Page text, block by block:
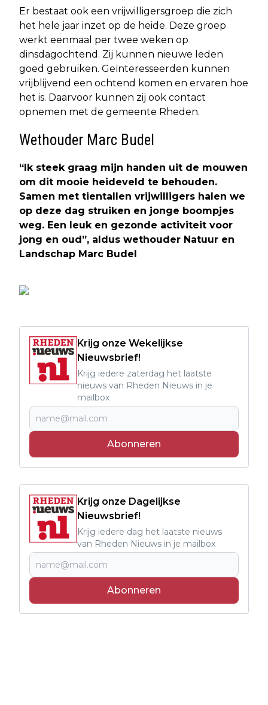
Er bestaat ook een vrijwilligersgroep die zich
het hele jaar inzet op de heide. Deze groep
werkt eenmaal per twee weken op
dinsdagochtend. Zij kunnen nieuwe leden
goed gebruiken. Geïnteresseerden kunnen
vrijblijvend een ochtend komen en ervaren hoe
het is. Daarvoor kunnen zij ook contact
opnemen met de gemeente Rheden.
Wethouder Marc Budel
“Ik steek graag mijn handen uit de mouwen
om dit mooie heideveld te behouden.
Samen met tientallen vrijwilligers halen we
op deze dag struiken en jonge boompjes
weg. Een leuk en gezonde activiteit voor
jong en oud”, aldus wethouder Natuur en
Landschap Marc Budel
Krijg onze Wekelijkse
Nieuwsbrief!
Krijg iedere zaterdag het laatste
nieuws van Rheden Nieuws in je
mailbox
Abonneren
Krijg onze Dagelijkse
Nieuwsbrief!
Krijg iedere dag het laatste nieuws
van Rheden Nieuws in je mailbox
Abonneren